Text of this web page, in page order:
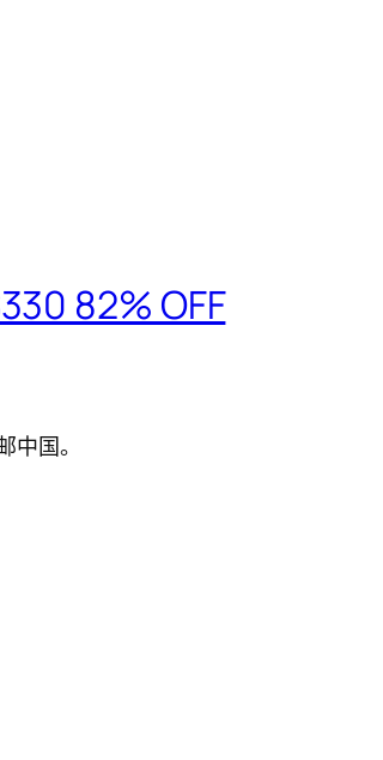
82% OFF
国。